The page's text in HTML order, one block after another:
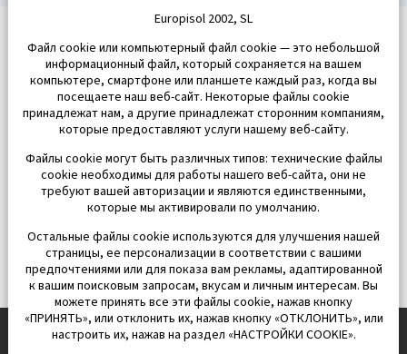
Europisol 2002, SL
Файл cookie или компьютерный файл cookie — это небольшой
информационный файл, который сохраняется на вашем
компьютере, смартфоне или планшете каждый раз, когда вы
посещаете наш веб-сайт. Некоторые файлы cookie
принадлежат нам, а другие принадлежат сторонним компаниям,
которые предоставляют услуги нашему веб-сайту.
Файлы cookie могут быть различных типов: технические файлы
cookie необходимы для работы нашего веб-сайта, они не
требуют вашей авторизации и являются единственными,
которые мы активировали по умолчанию.
Остальные файлы cookie используются для улучшения нашей
страницы, ее персонализации в соответствии с вашими
предпочтениями или для показа вам рекламы, адаптированной
к вашим поисковым запросам, вкусам и личным интересам. Вы
можете принять все эти файлы cookie, нажав кнопку
«ПРИНЯТЬ», или отклонить их, нажав кнопку «ОТКЛОНИТЬ», или
настроить их, нажав на раздел «НАСТРОЙКИ COOKIE».